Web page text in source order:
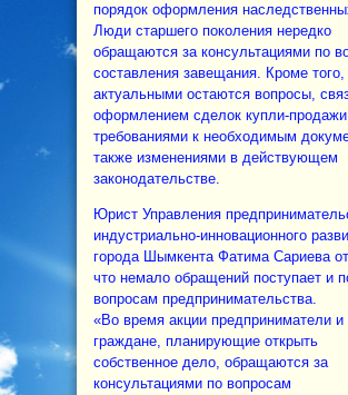
порядок оформления
Люди старшего поколения нередко
обращаются за консультациями по
составления завещания. Кроме того,
актуальными остаются вопросы,
оформлением сделок купли-
требованиями к необходимым
также изменениями в действующем
законодательстве.
Юрист Управления
индустриально-инновационного
города Шымкента Фатима Сариева
что немало обращений поступает и
вопросам предпринимательства.
«Во время акции предприниматели и
граждане, планирующие открыть
собственное дело, обращаются за
консультациями по вопросам